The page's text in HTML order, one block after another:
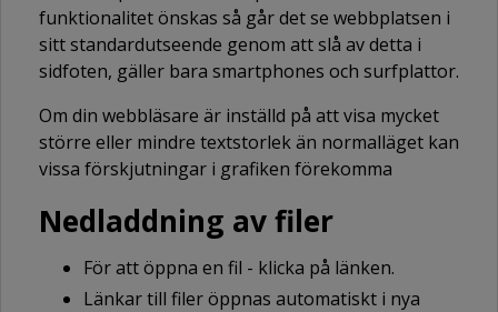
funktionalitet önskas så går det se webbplatsen i
sitt standardutseende genom att slå av detta i
sidfoten, gäller bara smartphones och surfplattor.
Om din webbläsare är inställd på att visa mycket
större eller mindre textstorlek än normalläget kan
vissa förskjutningar i grafiken förekomma
Nedladdning av filer
För att öppna en fil - klicka på länken.
Länkar till filer öppnas automatiskt i nya